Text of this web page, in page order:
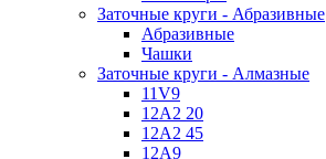
Заточные круги - Абразивные
Абразивные
Чашки
Заточные круги - Алмазные
11V9
12A2 20
12A2 45
12A9